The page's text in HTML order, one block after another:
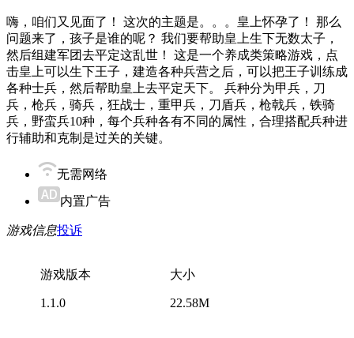
嗨，咱们又见面了！ 这次的主题是。。。皇上怀孕了！ 那么
问题来了，孩子是谁的呢？ 我们要帮助皇上生下无数太子，
然后组建军团去平定这乱世！ 这是一个养成类策略游戏，点
击皇上可以生下王子，建造各种兵营之后，可以把王子训练成
各种士兵，然后帮助皇上去平定天下。 兵种分为甲兵，刀
兵，枪兵，骑兵，狂战士，重甲兵，刀盾兵，枪戟兵，铁骑
兵，野蛮兵10种，每个兵种各有不同的属性，合理搭配兵种进
行辅助和克制是过关的关键。
无需网络
内置广告
游戏信息投诉
游戏版本
1.1.0
大小
22.58M